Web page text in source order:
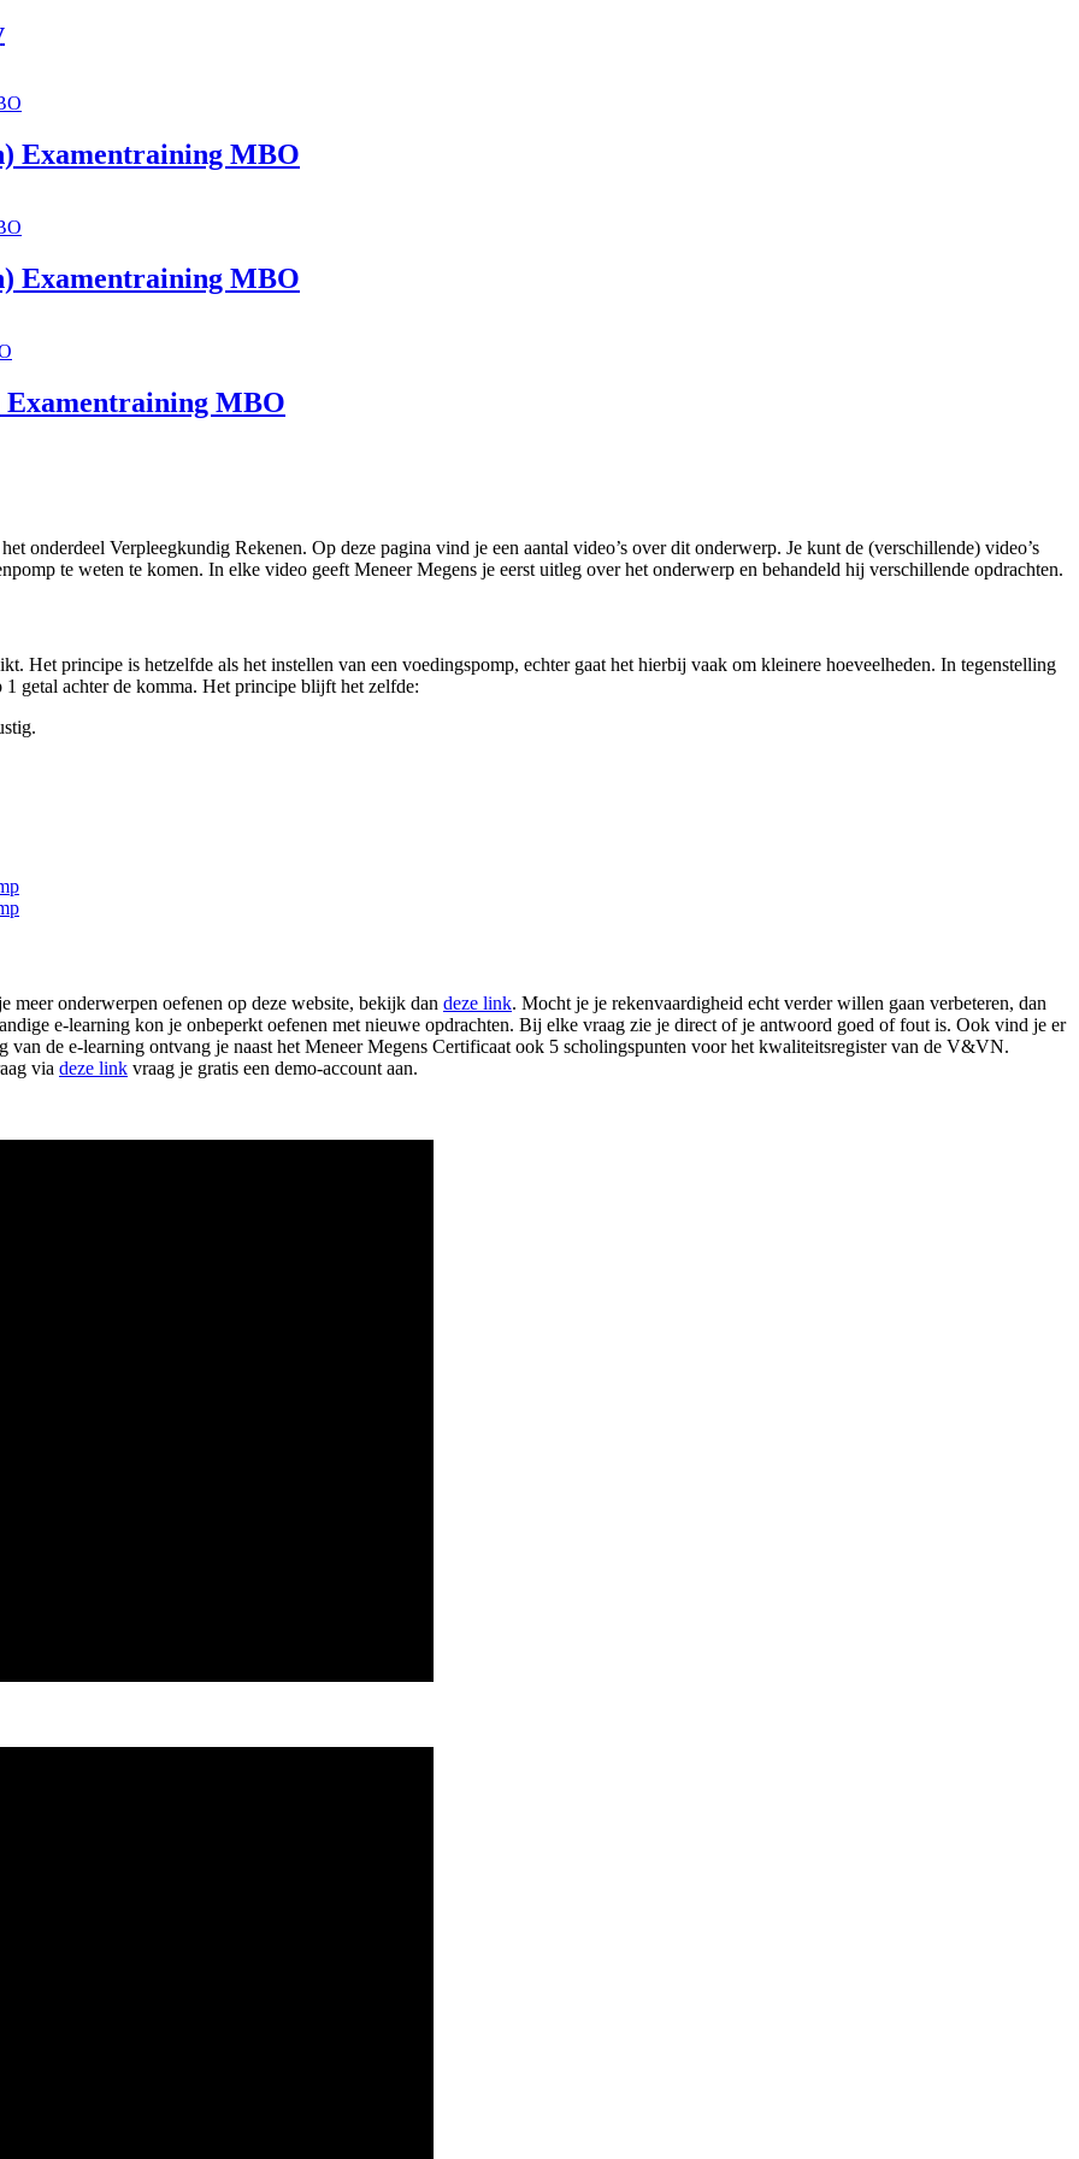
Examentraining MBO
Examentraining MBO
Examentraining MBO
onderdeel Verpleegkundig Rekenen. Op deze pagina vind je een aantal video’s over dit onderwerp. Je kunt de (verschillende) video’s
te weten te komen. In elke video geeft Meneer Megens je eerst uitleg over het onderwerp en behandeld hij verschillende opdrachten.
Het principe is hetzelfde als het instellen van een voedingspomp, echter gaat het hierbij vaak om kleinere hoeveelheden. In tegenstelling
getal achter de komma. Het principe blijft het zelfde:
meer onderwerpen oefenen op deze website, bekijk dan deze link. Mocht je je rekenvaardigheid echt verder willen gaan verbeteren, dan
e-learning kon je onbeperkt oefenen met nieuwe opdrachten. Bij elke vraag zie je direct of je antwoord goed of fout is. Ook vind je er
van de e-learning ontvang je naast het Meneer Megens Certificaat ook 5 scholingspunten voor het kwaliteitsregister van de V&VN.
via deze link vraag je gratis een demo-account aan.